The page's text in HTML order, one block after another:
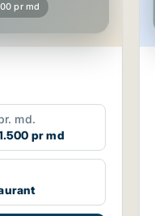
pr md
md.
pr md